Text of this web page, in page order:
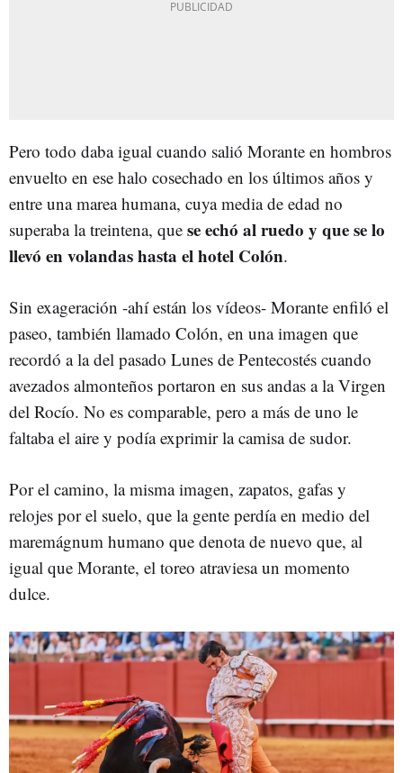
Pero todo daba igual cuando salió Morante en hombros
envuelto en ese halo cosechado en los últimos años y
entre una marea humana, cuya media de edad no
superaba la treintena, que se echó al ruedo y que se lo
llevó en volandas hasta el hotel Colón.
Sin exageración -ahí están los vídeos- Morante enfiló el
paseo, también llamado Colón, en una imagen que
recordó a la del pasado Lunes de Pentecostés cuando
avezados almonteños portaron en sus andas a la Virgen
del Rocío. No es comparable, pero a más de uno le
faltaba el aire y podía exprimir la camisa de sudor.
Por el camino, la misma imagen, zapatos, gafas y
relojes por el suelo, que la gente perdía en medio del
maremágnum humano que denota de nuevo que, al
igual que Morante, el toreo atraviesa un momento
dulce.